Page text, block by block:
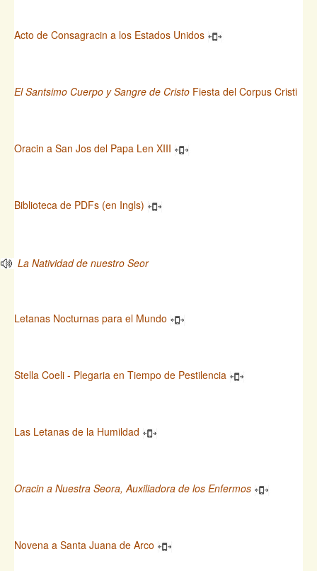
Acto de Consagracin a los Estados Unidos
El Santsimo Cuerpo y Sangre de Cristo Fiesta del Corpus Cristi
Oracin a San Jos del Papa Len XIII
Biblioteca de PDFs (en Ingls)
La Natividad de nuestro Seor
Letanas Nocturnas para el Mundo
Stella Coeli - Plegaria en Tiempo de Pestilencia
Las Letanas de la Humildad
Oracin a Nuestra Seora, Auxiliadora de los Enfermos
Novena a Santa Juana de Arco